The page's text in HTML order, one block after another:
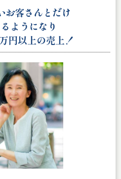
お客さんとだけ
ようになり
円以上の売上！